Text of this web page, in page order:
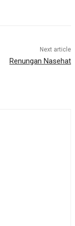
Next article
Renungan Nasehat